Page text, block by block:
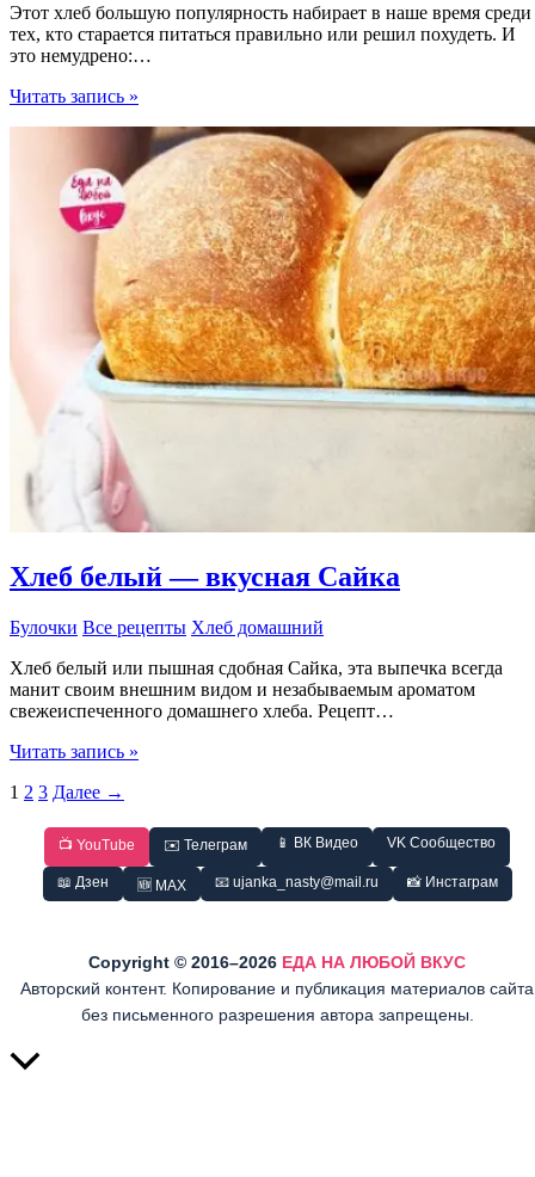
Этот хлеб большую популярность набирает в наше время среди
тех, кто старается питаться правильно или решил похудеть. И
это немудрено:…
Хлеб
Читать запись »
Хлеб белый — вкусная Сайка
Булочки Все рецепты Хлеб домашний
Хлеб белый или пышная сдобная Сайка, эта выпечка всегда
манит своим внешним видом и незабываемым ароматом
свежеиспеченного домашнего хлеба. Рецепт…
Хлеб
—
Сайка
Читать запись »
1 2 3 Далее →
📺 YouTube ✉️ Телеграм 📱 ВК Видео VK Сообщество
📖 Дзен 🆕 MAX 📧 ujanka_nasty@mail.ru 📸 Инстаграм
Copyright © 2016–2026 ЕДА НА ЛЮБОЙ ВКУС
Авторский контент. Копирование и публикация материалов сайта
без письменного разрешения автора запрещены.